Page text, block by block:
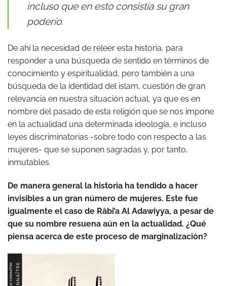
incluso que en esto consistía su gran
poderío.
De ahí la necesidad de releer esta historia, para
responder a una búsqueda de sentido en términos de
conocimiento y espiritualidad, pero también a una
búsqueda de la identidad del islam, cuestión de gran
relevancia en nuestra situación actual, ya que es en
nombre del pasado de esta religión que se nos impone
en la actualidad una determinada ideología, e incluso
leyes discriminatorias -sobre todo con respecto a las
mujeres- que se suponen sagradas y, por tanto,
inmutables.
De manera general la historia ha tendido a hacer
invisibles a un gran número de mujeres. Este fue
igualmente el caso de Râbi’a Al Adawiyya, a pesar de
que su nombre resuena aún en la actualidad. ¿Qué
piensa acerca de este proceso de marginalización?